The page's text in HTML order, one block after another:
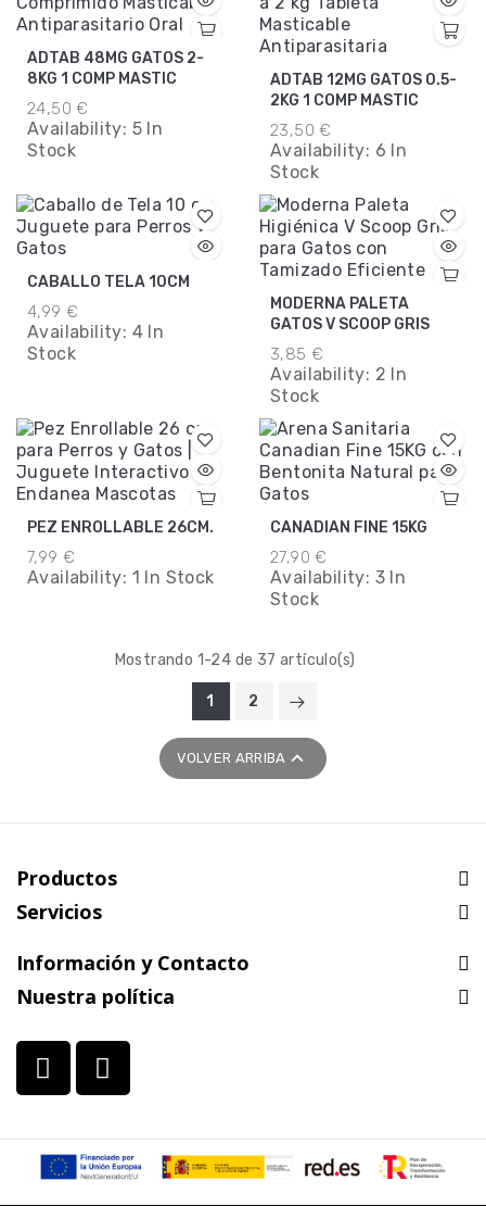
ADTAB 48MG GATOS 2-
8KG 1 COMP MASTIC
24,50 €
Availability: 5 In
Stock
ADTAB 12MG GATOS 0.5-
2KG 1 COMP MASTIC
23,50 €
Availability: 6 In
Stock
CABALLO TELA 10CM
4,99 €
Availability: 4 In
Stock
MODERNA PALETA
GATOS V SCOOP GRIS
3,85 €
Availability: 2 In
Stock
PEZ ENROLLABLE 26CM.
7,99 €
Availability: 1 In Stock
CANADIAN FINE 15KG
27,90 €
Availability: 3 In
Stock
Mostrando 1-24 de 37 artículo(s)
1 2
VOLVER ARRIBA 
Productos
Servicios
Información y Contacto
Nuestra política